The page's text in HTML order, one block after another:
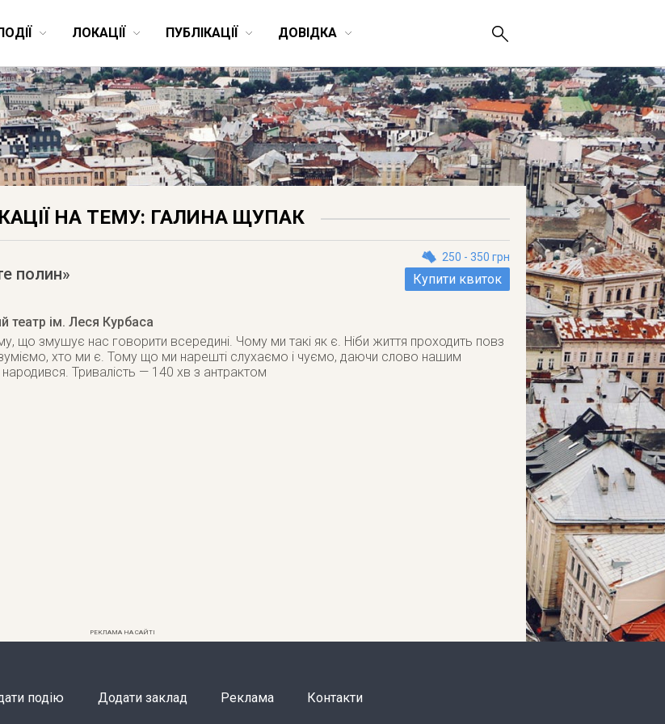
ЛОКАЦІЇ ПУБЛІКАЦІЇ ДОВІДКА
НА ТЕМУ: ГАЛИНА ЩУПАК
250 - 350 грн
Купити квиток
полин»
театр ім. Леся Курбаса
що змушує нас говорити всередині. Чому ми такі як є. Ніби життя проходить повз
хто ми є. Тому що ми нарешті слухаємо і чуємо, даючи слово нашим
Тривалість — 140 хв з антрактом
РЕКЛАМА НА САЙТІ
подію Додати заклад Реклама Контакти